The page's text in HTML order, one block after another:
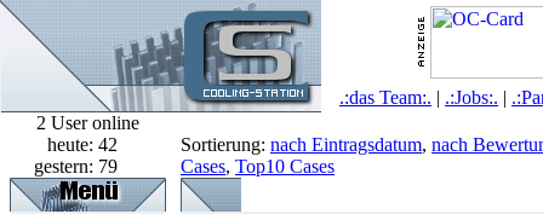
.:das Team:. | .:Jobs:. |
2 User online
heute: 42
gestern: 79
Sortierung: nach Eintragsdatum, nach
Cases, Top10 Cases